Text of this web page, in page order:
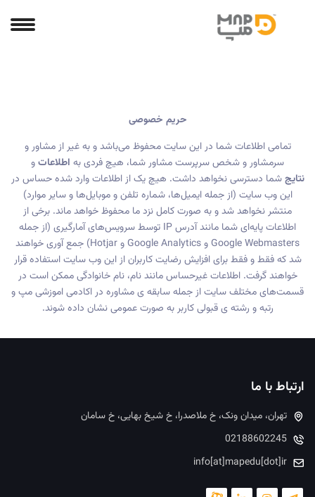
حریم خصوصی
تمامی اطلاعات شما در این سایت محفوظ می‌باشد و به غیر از مشاور و
سرمشاور و شخص سرپرست مشاور شما، هیچ فردی به اطلاعاتو
نتایجشما دسترسی نخواهد داشت. هیچ یک از اطلاعات وارد شده حساس در
این وب سایت (از جمله ایمیل‌ها، شماره تلفن و موبایل‌ها و سایر موارد)
منتشر نخواهد شد و به صورت کامل نزد ما محفوظ خواهد ماند. برخی از
اطلاعات پایه‌ای شما مانند آدرس IP توسط سرویس‌های آمارگیری (از جمله
Google Webmasters و Google Analytics و Hotjar) جمع آوری خواهند
شد که فقط و فقط برای افزایش رضایت کاربران از این وب سایت استفاده قرار
خواهند گرفت. اطلاعات غیرحساس مانند نام، نام خانوادگی ممکن است در
قسمت‌های مختلف سایت از جمله سابقه ی مشاوره در اکادمی اموزشی مپ و
رتبه و رشته ی قبولی کاربر به صورت عمومی نشان داده شوند.
ارتباط با ما
تهران، میدان ونک، خ ملاصدرا، خ شیخ بهایی، خ سامان
02188602245
info[at]mapedu[dot]ir